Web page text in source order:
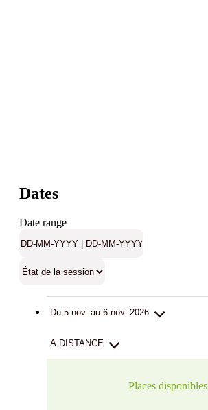
Dates
Date range
Du 5 nov. au 6 nov. 2026
A DISTANCE
Places disponibles